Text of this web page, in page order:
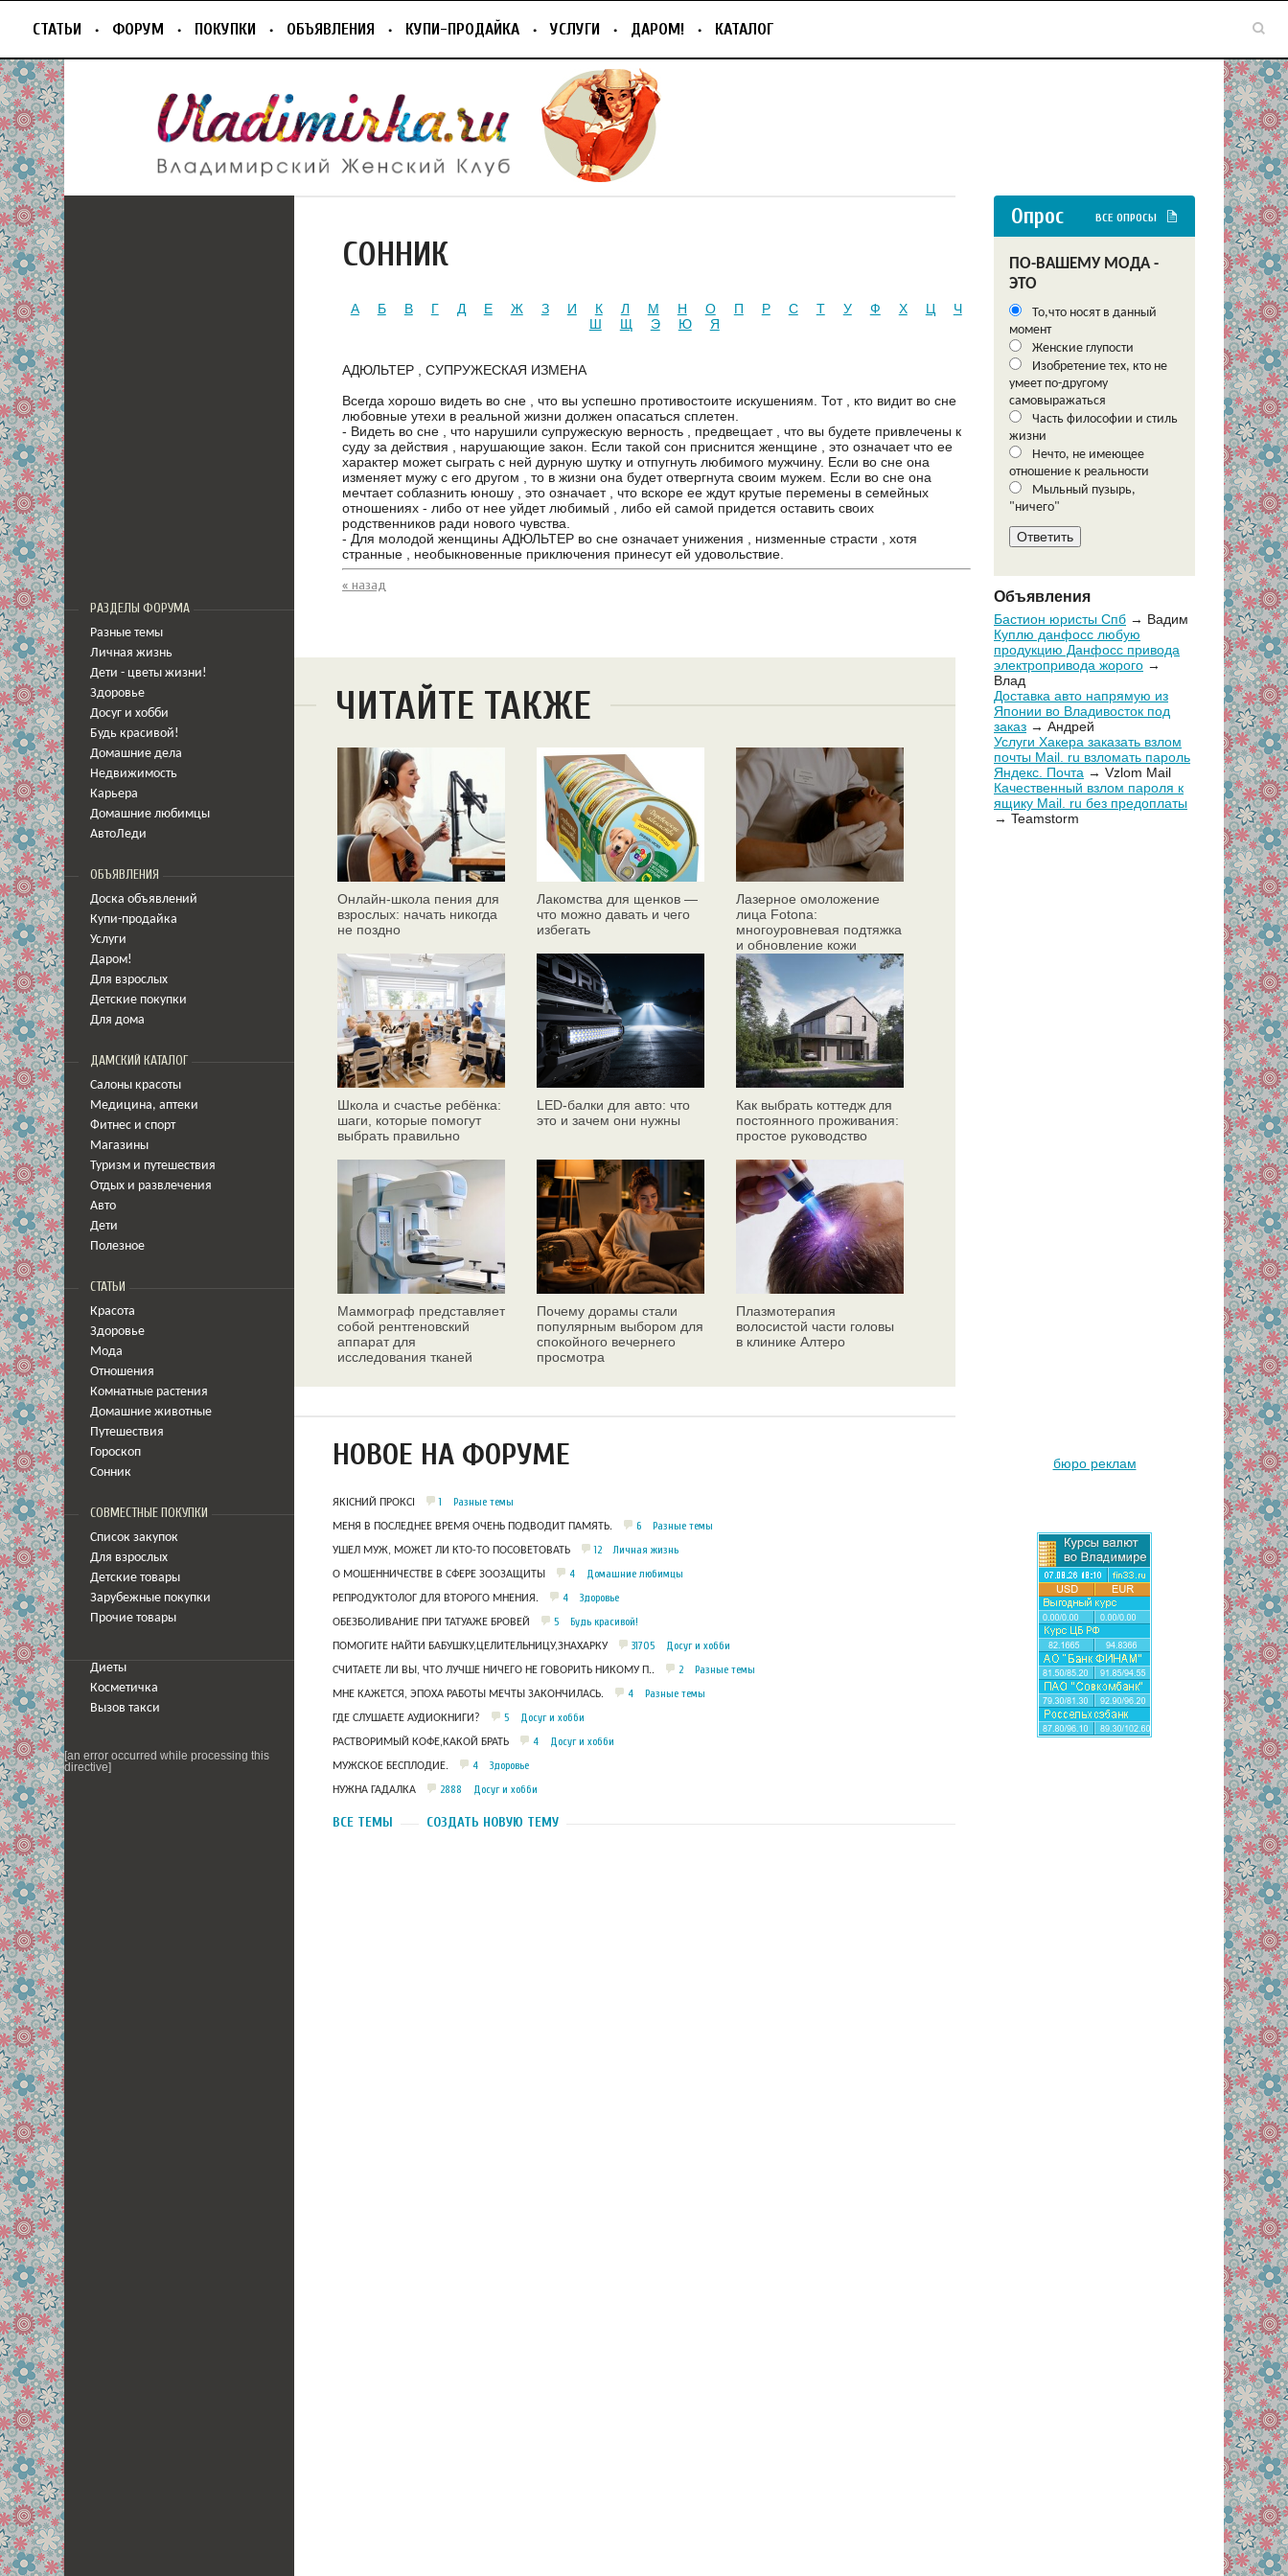
СТАТЬИ ФОРУМ ПОКУПКИ ОБЪЯВЛЕНИЯ КУПИ-ПРОДАЙКА УСЛУГИ ДАРОМ! КАТАЛОГ
РАЗДЕЛЫ ФОРУМА
Разные темы
Личная жизнь
Дети - цветы жизни!
Здоровье
Досуг и хобби
Будь красивой!
Домашние дела
Недвижимость
Карьера
Домашние любимцы
АвтоЛеди
ОБЪЯВЛЕНИЯ
Доска объявлений
Купи-продайка
Услуги
Даром!
Для взрослых
Детские покупки
Для дома
ДАМСКИЙ КАТАЛОГ
Салоны красоты
Медицина, аптеки
Фитнес и спорт
Магазины
Туризм и путешествия
Отдых и развлечения
Авто
Дети
Полезное
СТАТЬИ
Красота
Здоровье
Мода
Отношения
Комнатные растения
Домашние животные
Путешествия
Гороскоп
Сонник
СОВМЕСТНЫЕ ПОКУПКИ
Список закупок
Для взрослых
Детские товары
Зарубежные покупки
Прочие товары
Диеты
Косметичка
Вызов такси
[an error occurred while processing this
directive]
СОННИК
А Б В Г Д Е Ж З И К Л М Н О П Р С Т У Ф Х Ц
Ч
Ш
Щ Э Ю Я
АДЮЛЬТЕР , СУПРУЖЕСКАЯ ИЗМЕНА
Всегда хорошо видеть во сне , что вы успешно противостоите искушениям. Тот , кто видит во сне
любовные утехи в реальной жизни должен опасаться сплетен.
- Видеть во сне , что нарушили супружескую верность , предвещает , что вы будете привлечены к
суду за действия , нарушающие закон. Если такой сон приснится женщине , это означает что ее
характер может сыграть с ней дурную шутку и отпугнуть любимого мужчину. Если во сне она
изменяет мужу с его другом , то в жизни она будет отвергнута своим мужем. Если во сне она
мечтает соблазнить юношу , это означает , что вскоре ее ждут крутые перемены в семейных
отношениях - либо от нее уйдет любимый , либо ей самой придется оставить своих
родственников ради нового чувства.
- Для молодой женщины АДЮЛЬТЕР во сне означает унижения , низменные страсти , хотя
странные , необыкновенные приключения принесут ей удовольствие.
« назад
ЧИТАЙТЕ ТАКЖЕ
Онлайн‑школа пения для
взрослых: начать никогда
не поздно
Лакомства для щенков —
что можно давать и чего
избегать
Лазерное омоложение
лица Fotona:
многоуровневая подтяжка
и обновление кожи
Школа и счастье ребёнка:
шаги, которые помогут
выбрать правильно
LED-балки для авто: что
это и зачем они нужны
Как выбрать коттедж для
постоянного проживания:
простое руководство
Маммограф представляет
собой рентгеновский
аппарат для
исследования тканей
Почему дорамы стали
популярным выбором для
спокойного вечернего
просмотра
Плазмотерапия
волосистой части головы
в клинике Алтеро
НОВОЕ НА ФОРУМЕ
ЯКІСНИЙ ПРОКСІ 1 Разные темы
МЕНЯ В ПОСЛЕДНЕЕ ВРЕМЯ ОЧЕНЬ ПОДВОДИТ ПАМЯТЬ. 6 Разные темы
УШЕЛ МУЖ, МОЖЕТ ЛИ КТО-ТО ПОСОВЕТОВАТЬ 12 Личная жизнь
О МОШЕННИЧЕСТВЕ В СФЕРЕ ЗООЗАЩИТЫ 4 Домашние любимцы
РЕПРОДУКТОЛОГ ДЛЯ ВТОРОГО МНЕНИЯ. 4 Здоровье
ОБЕЗБОЛИВАНИЕ ПРИ ТАТУАЖЕ БРОВЕЙ 5 Будь красивой!
ПОМОГИТЕ НАЙТИ БАБУШКУ,ЦЕЛИТЕЛЬНИЦУ,ЗНАХАРКУ 31705 Досуг и хобби
СЧИТАЕТЕ ЛИ ВЫ, ЧТО ЛУЧШЕ НИЧЕГО НЕ ГОВОРИТЬ НИКОМУ П.. 2 Разные темы
МНЕ КАЖЕТСЯ, ЭПОХА РАБОТЫ МЕЧТЫ ЗАКОНЧИЛАСЬ. 4 Разные темы
ГДЕ СЛУШАЕТЕ АУДИОКНИГИ? 5 Досуг и хобби
РАСТВОРИМЫЙ КОФЕ,КАКОЙ БРАТЬ 4 Досуг и хобби
МУЖСКОЕ БЕСПЛОДИЕ. 4 Здоровье
НУЖНА ГАДАЛКА 2888 Досуг и хобби
ВСЕ ТЕМЫ СОЗДАТЬ НОВУЮ ТЕМУ
Опрос ВСЕ ОПРОСЫ
ПО-ВАШЕМУ МОДА -
ЭТО
То,что носят в данный
момент
Женские глупости
Изобретение тех, кто не
умеет по-другому
самовыражаться
Часть философии и стиль
жизни
Нечто, не имеющее
отношение к реальности
Мыльный пузырь,
"ничего"
Объявления
Бастион юристы Спб → Вадим
Куплю данфосс любую
продукцию Данфосс привода
электропривода жорого →
Влад
Доставка авто напрямую из
Японии во Владивосток под
заказ → Андрей
Услуги Хакера заказать взлом
почты Mail. ru взломать пароль
Яндекс. Почта → Vzlom Mail
Качественный взлом пароля к
ящику Mail. ru без предоплаты
→ Teamstorm
бюро реклам